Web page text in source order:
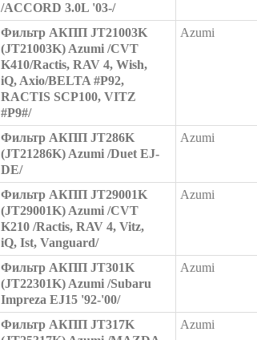
/ACCORD 3.0L '03-/
Фильтр АКПП JT21003K
(JT21003K) Azumi /CVT
K410/Ractis, RAV 4, Wish,
iQ, Axio/BELTA #P92,
RACTIS SCP100, VITZ
#P9#/
Azumi
Фильтр АКПП JT286K
(JT21286K) Azumi /Duet EJ-
DE/
Azumi
Фильтр АКПП JT29001K
(JT29001K) Azumi /CVT
K210 /Ractis, RAV 4, Vitz,
iQ, Ist, Vanguard/
Azumi
Фильтр АКПП JT301K
(JT22301K) Azumi /Subaru
Impreza EJ15 '92-'00/
Azumi
Фильтр АКПП JT317K
Azumi